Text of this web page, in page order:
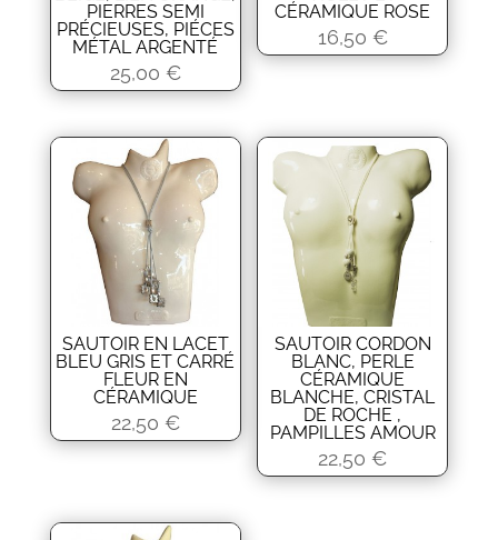
PIERRES SEMI
PRÉCIEUSES, PIÉCES
MÉTAL ARGENTÉ
25,00 €
CÉRAMIQUE ROSE
16,50 €
SAUTOIR EN LACET
BLEU GRIS ET CARRÉ
FLEUR EN
CÉRAMIQUE
22,50 €
SAUTOIR CORDON
BLANC, PERLE
CÉRAMIQUE
BLANCHE, CRISTAL
DE ROCHE ,
PAMPILLES AMOUR
22,50€